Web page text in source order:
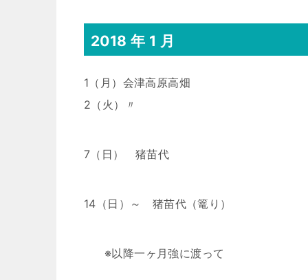
2018 年 1 月
1（月）会津高原高畑
2（火）〃
7（日） 猪苗代
14（日）～ 猪苗代（篭り）
※以降一ヶ月強に渡って